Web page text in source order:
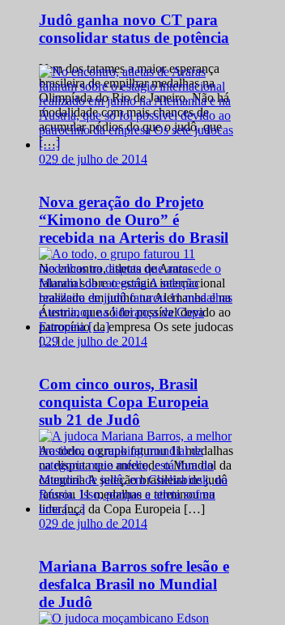
Judô ganha novo CT para
consolidar status de potência
Vem dos tatames a maior esperança
brasileira de empilhar medalhas na
Olimpíada do Rio de Janeiro. Não há
modalidade com mais chances de
acumular pódios do que o judô, que
[…]
029 de julho de 2014
Nova geração do Projeto
“Kimono de Ouro” é
recebida na Arteris do Brasil
No encontro, atletas de Araras
falaram sobre o estágio internacional
realizado em junho na Alemanha e na
Áustria, que só foi possível devido ao
patrocínio da empresa Os sete judocas
[…]
029 de julho de 2014
Com cinco ouros, Brasil
conquista Copa Europeia
sub 21 de Judô
Ao todo, o grupo faturou 11 medalhas
na disputa que antecede o Mundial da
categoria A seleção brasileira de judô
faturou 11 medalhas e terminou na
liderança da Copa Europeia […]
029 de julho de 2014
Mariana Barros sofre lesão e
desfalca Brasil no Mundial
de Judô